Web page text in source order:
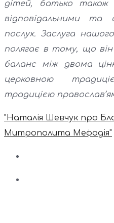
дітей, батько
відповідальними
послух. Заслуга
полягає в тому, що
баланс між двома
церковною
традицією
"Наталія Шевчук про
Митрополита Мефодія"